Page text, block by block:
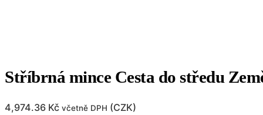
Stříbrná mince Cesta do středu
4,974.36 Kč včetně DPH (CZK)